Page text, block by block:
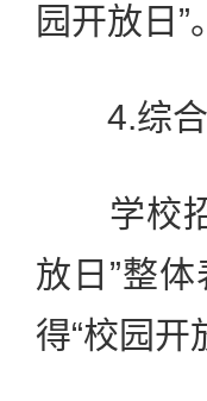
园开放日
4.综合
学校招
放日”整
得“校园开